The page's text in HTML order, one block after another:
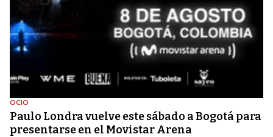
OCIO
Paulo Londra vuelve este sábado a Bogotá para
presentarse en el Movistar Arena